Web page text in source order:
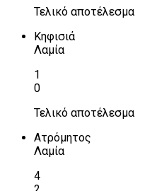
Τελικό αποτέλεσμα
Κηφισιά
Λαμία
1
0
Τελικό αποτέλεσμα
Ατρόμητος
Λαμία
4